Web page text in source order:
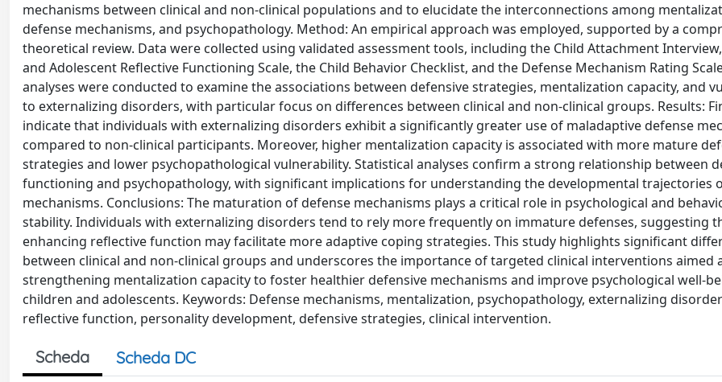
mechanisms between clinical and non-clinical populations and to elucidate the interconnections among
defense mechanisms, and psychopathology. Method: An empirical approach was employed, supported by a
theoretical review. Data were collected using validated assessment tools, including the Child Attachment
and Adolescent Reflective Functioning Scale, the Child Behavior Checklist, and the Defense Mechanism Rating
analyses were conducted to examine the associations between defensive strategies, mentalization capacity, and
to externalizing disorders, with particular focus on differences between clinical and non-clinical groups. Results:
indicate that individuals with externalizing disorders exhibit a significantly greater use of maladaptive defense
compared to non-clinical participants. Moreover, higher mentalization capacity is associated with more mature
strategies and lower psychopathological vulnerability. Statistical analyses confirm a strong relationship between
functioning and psychopathology, with significant implications for understanding the developmental trajectories
mechanisms. Conclusions: The maturation of defense mechanisms plays a critical role in psychological and
stability. Individuals with externalizing disorders tend to rely more frequently on immature defenses, suggesting
enhancing reflective function may facilitate more adaptive coping strategies. This study highlights significant
between clinical and non-clinical groups and underscores the importance of targeted clinical interventions aimed
strengthening mentalization capacity to foster healthier defensive mechanisms and improve psychological well-
children and adolescents. Keywords: Defense mechanisms, mentalization, psychopathology, externalizing
reflective function, personality development, defensive strategies, clinical intervention.
Scheda Scheda DC